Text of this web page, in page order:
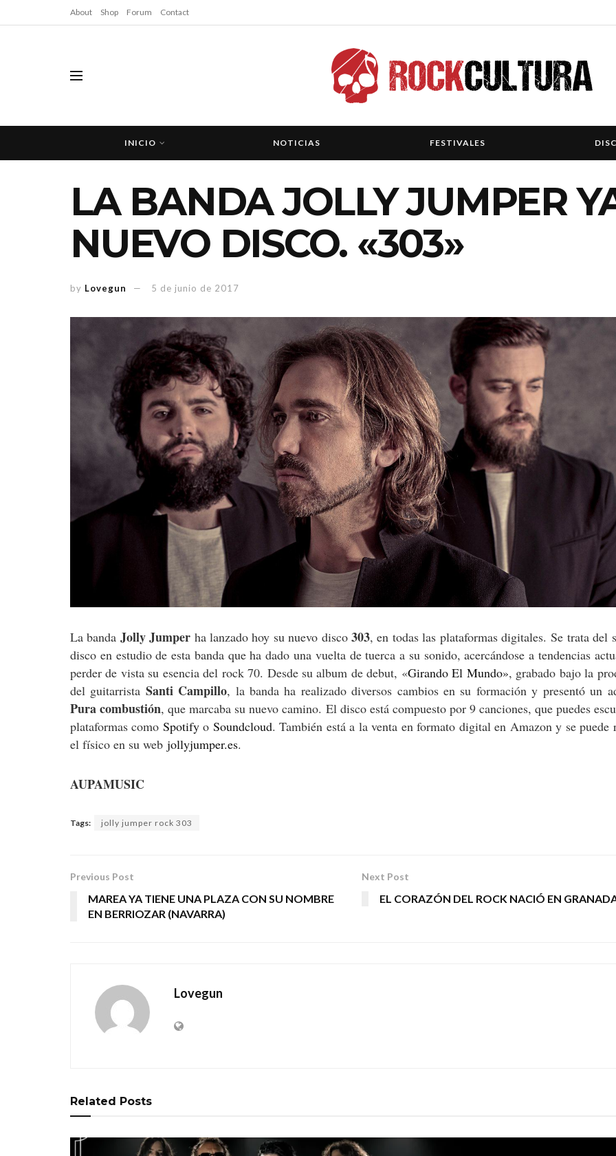
About Shop Forum Contact
INICIO NOTICIAS FESTIVALES
LA BANDA JOLLY JUMPER
NUEVO DISCO. «303»
by Lovegun 5 de junio de 2017
La banda Jolly Jumper ha lanzado hoy su nuevo disco 303, en todas las plataformas digitales. Se trata del
disco en estudio de esta banda que ha dado una vuelta de tuerca a su sonido, acercándose a tendencias
perder de vista su esencia del rock 70. Desde su album de debut, «Girando El Mundo», grabado bajo la
del guitarrista Santi Campillo, la banda ha realizado diversos cambios en su formación y presentó un
Pura combustión, que marcaba su nuevo camino. El disco está compuesto por 9 canciones, que puedes
plataformas como Spotifyo Soundcloud. También está a la venta en formato digital en Amazon y se puede
el físico en su web jollyjumper.es.
AUPAMUSIC
Tags: jolly jumper rock 303
Previous Post
MAREA YA TIENE UNA PLAZA CON SU NOMBRE
EN BERRIOZAR (NAVARRA)
Next Post
EL CORAZÓN DEL ROCK NACIÓ EN
Lovegun
Related Posts